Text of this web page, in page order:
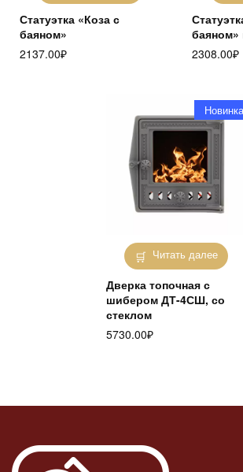
Статуэтка «Коза с
баяном»
2137.00₽
баяном»
2308.00₽
Читать далее
Дверка топочная с
шибером ДТ-4СШ, со
стеклом
5730.00₽